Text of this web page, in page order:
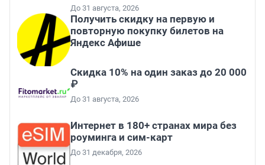
До 31 августа, 2026
Получить скидку на первую и
повторную покупку билетов на
Яндекс Афише
Скидка 10% на один заказ до 20 000
₽
До 31 августа, 2026
Интернет в 180+ странах мира без
роуминга и сим-карт
До 31 декабря, 2026